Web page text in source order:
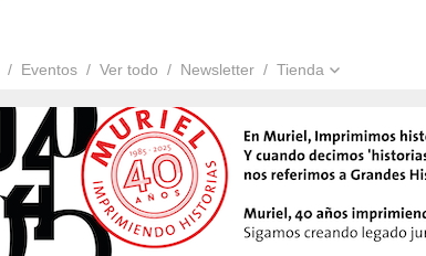
Eventos Ver todo Newsletter Tienda